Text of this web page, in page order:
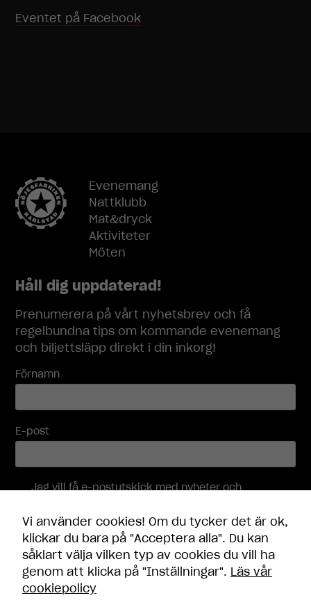
Eventet på Facebook
Evenemang
Nattklubb
Mat&dryck
Aktiviteter
Möten
Håll dig uppdaterad!
Prenumerera på vårt nyhetsbrev och få
regelbundna tips om kommande evenemang
och biljettsläpp direkt i din inkorg!
Förnamn
E-post
Jag vill få e-postutskick med nyheter och
personuppgifter behandlas i enlighet med
integritetspolicyn.
Skicka
Vi använder cookies! Om du tycker det är ok,
klickar du bara på "Acceptera alla". Du kan
såklart välja vilken typ av cookies du vill ha
genom att klicka på "Inställningar". Läs vår
cookiepolicy
Nödvändiga
Dessa
inte att välja
behövs för
hemsidan
taget ska
fungera.
Statistik
För att vi ska
kunna
förbättra